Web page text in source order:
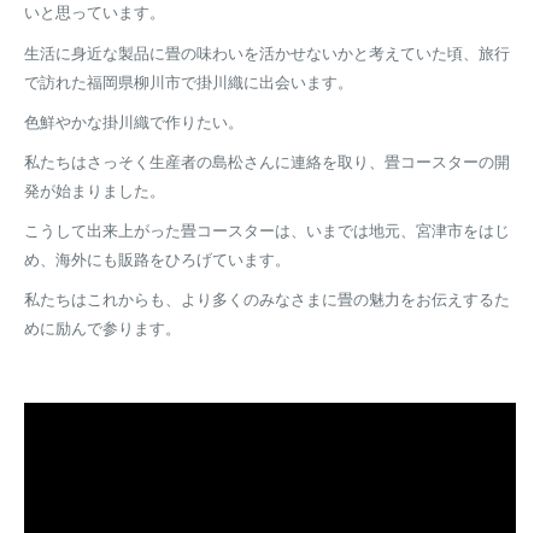
いと思っています。
生活に身近な製品に畳の味わいを活かせないかと考えていた頃、旅行
で訪れた福岡県柳川市で掛川織に出会います。
色鮮やかな掛川織で作りたい。
私たちはさっそく生産者の島松さんに連絡を取り、畳コースターの開
発が始まりました。
こうして出来上がった畳コースターは、いまでは地元、宮津市をはじ
め、海外にも販路をひろげています。
私たちはこれからも、より多くのみなさまに畳の魅力をお伝えするた
めに励んで参ります。